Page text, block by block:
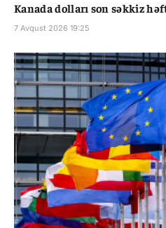
Kanada dolları son səkkiz
7 Avqust 2026 19:25